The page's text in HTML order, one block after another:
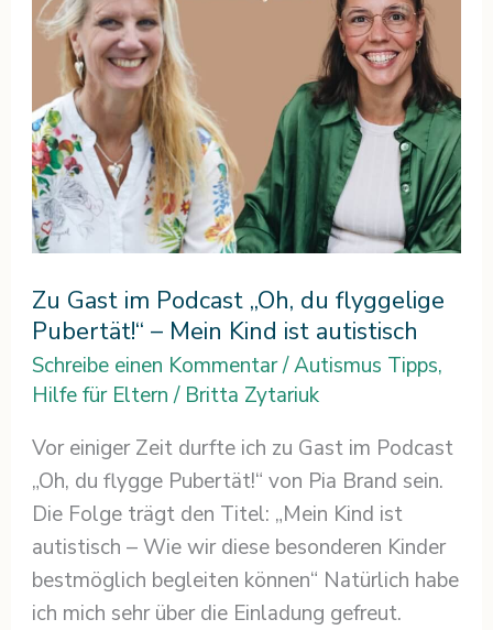
Zu Gast im Podcast „Oh, du flyggelige
Pubertät!“ – Mein Kind ist autistisch
Schreibe einen Kommentar/Autismus Tipps,
Hilfe für Eltern/ Britta Zytariuk
Vor einiger Zeit durfte ich zu Gast im Podcast
„Oh, du flygge Pubertät!“ von Pia Brand sein.
Die Folge trägt den Titel: „Mein Kind ist
autistisch – Wie wir diese besonderen Kinder
bestmöglich begleiten können“ Natürlich habe
ich mich sehr über die Einladung gefreut.
flyggelige
Pubertät!“
–
Mein
Kind
ist
autistisch